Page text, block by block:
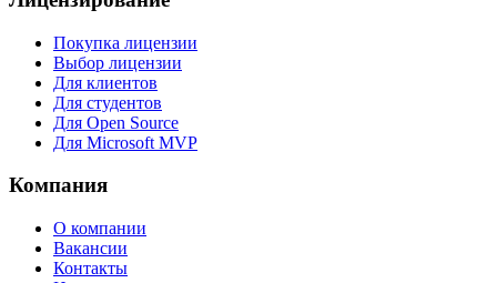
Покупка лицензии
Выбор лицензии
Для клиентов
Для студентов
Для Open Source
Для Microsoft MVP
Компания
О компании
Вакансии
Контакты